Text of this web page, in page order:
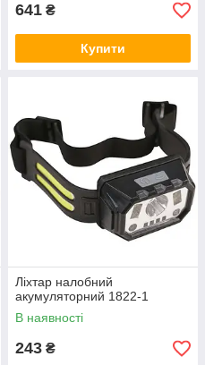
641 ₴
Купити
Ліхтар налобний
акумуляторний 1822-1
В наявності
243 ₴